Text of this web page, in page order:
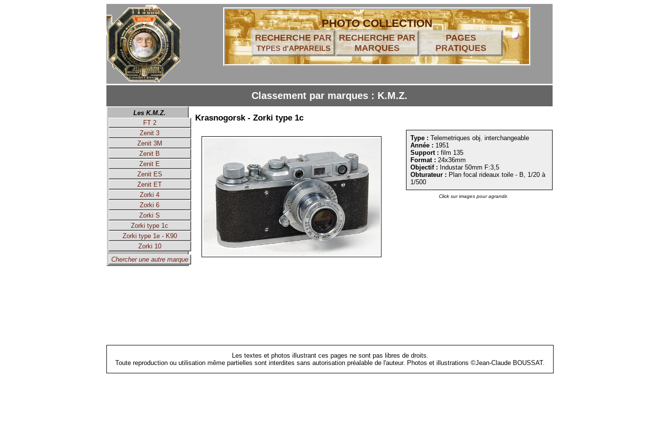
PHOTO COLLECTION
RECHERCHE PAR
TYPES d'APPAREILS
RECHERCHE PAR
MARQUES
PAGES
PRATIQUES
Classement par marques : K.M.Z.
Les K.M.Z.
FT 2
Zenit 3
Zenit 3M
Zenit B
Zenit E
Zenit ES
Zenit ET
Zorki 4
Zorki 6
Zorki S
Zorki type 1c
Zorki type 1e - K90
Zorki 10
Chercher une autre marque
Krasnogorsk - Zorki type 1c
Type : Telemetriques obj. interchangeable
Année : 1951
Support : film 135
Format : 24x36mm
Objectif : Industar 50mm F:3,5
Obturateur : Plan focal rideaux toile - B, 1/20 à
1/500
Click sur images pour agrandir.
Les textes et photos illustrant ces pages ne sont pas libres de droits.
Toute reproduction ou utilisation même partielles sont interdites sans autorisation préalable de l'auteur. Photos et illustrations ©Jean-Claude BOUSSAT.